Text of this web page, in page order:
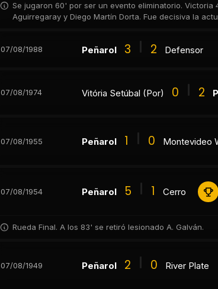
Se jugaron 60' por ser un evento eliminatorio.
Aguirregaray y Diego Martín Dorta. Fue decisiva la
07/08/1988 Peñarol 3 2 Defensor
07/08/1974 Vitória Setúbal (Por) 0 2
07/08/1955 Peñarol 1 0 Montevideo
07/08/1954 Peñarol 5 1 Cerro
Rueda Final. A los 83' se retiró lesionado A. Galván.
07/08/1949 Peñarol 2 0 River Plate